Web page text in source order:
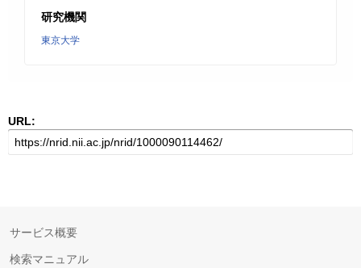
研究機関
東京大学
URL:
サービス概要
検索マニュアル